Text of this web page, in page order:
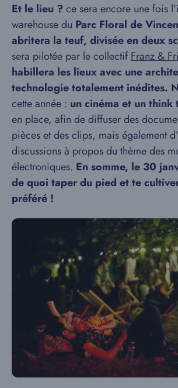
Et le lieu ?ce sera encore une fois
warehouse du Parc Floral de
abritera la teuf, divisée en deux
sera pilotée par le collectifFranz &
habillera les lieux avec une
technologie totalement inédites.
cette année : un cinéma et un think
en place, afin de diffuser des
pièces et des clips, mais également
discussions à propos du thème des
électroniques. En somme, le 30
de quoi taper du pied et te
préféré !